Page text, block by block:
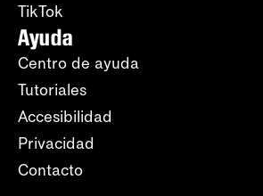
TikTok
Ayuda
Centro de ayuda
Tutoriales
Accesibilidad
Privacidad
Contacto